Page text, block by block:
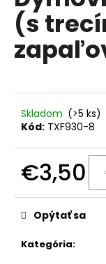
0,0
z
5
hviezdičiek.
(s
Skladom (>5 ks)
Kód: TXF930-8
€3,50
cena:
Kategória:
Opýtať sa
á
j
s
?
O
d
p